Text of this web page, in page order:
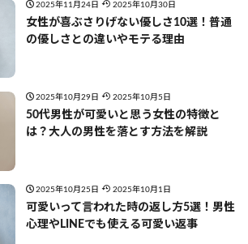
2025年11月24日 2025年10月30日
女性が喜ぶさりげない優しさ10選！普通
の優しさとの違いやモテる理由
2025年10月29日 2025年10月5日
50代男性が可愛いと思う女性の特徴と
は？大人の男性を落とす方法を解説
2025年10月25日 2025年10月1日
可愛いって言われた時の返し方5選！男性
心理やLINEでも使える可愛い返事